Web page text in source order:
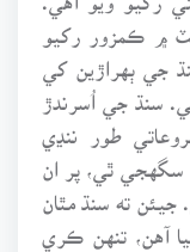
۾ ڪمزور رکيو
جي ٻهراڙين کي
سنڌ جي اُسرندڙ
طور ننڍي
ٿي، پر ان
ته سنڌ مٿان
آهن، تنهن ڪري